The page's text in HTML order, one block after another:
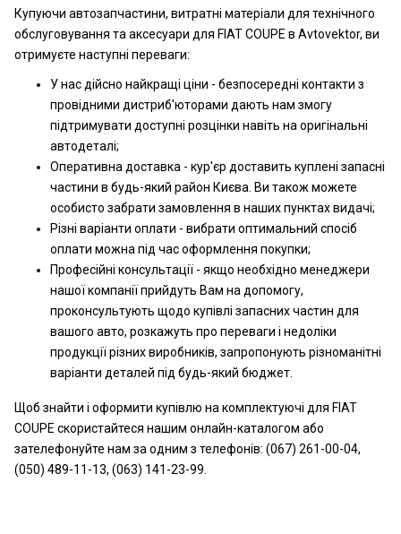
Купуючи автозапчастини, витратні матеріали для технічного
обслуговування та аксесуари для FIAT COUPE в Avtovektor, ви
отримуєте наступні переваги:
У нас дійсно найкращі ціни - безпосередні контакти з
провідними дистриб'юторами дають нам змогу
підтримувати доступні розцінки навіть на оригінальні
автодеталі;
Оперативна доставка - кур'єр доставить куплені запасні
частини в будь-який район Києва. Ви також можете
особисто забрати замовлення в наших пунктах видачі;
Різні варіанти оплати - вибрати оптимальний спосіб
оплати можна під час оформлення покупки;
Професійні консультації - якщо необхідно менеджери
нашої компанії прийдуть Вам на допомогу,
проконсультують щодо купівлі запасних частин для
вашого авто, розкажуть про переваги і недоліки
продукції різних виробників, запропонують різноманітні
варіанти деталей під будь-який бюджет.
Щоб знайти і оформити купівлю на комплектуючі для FIAT
COUPE скористайтеся нашим онлайн-каталогом або
зателефонуйте нам за одним з телефонів: (067) 261-00-04,
(050) 489-11-13, (063) 141-23-99.